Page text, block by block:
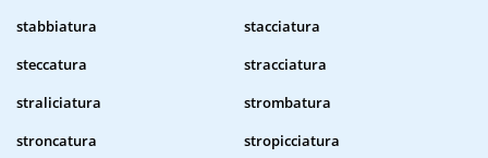
stabbiatura
stacciatura
steccatura
stracciatura
straliciatura
strombatura
stroncatura
stropicciatura